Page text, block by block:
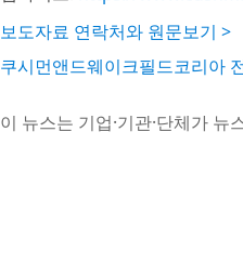
보도자료 연락처와 원문보기 >
쿠시먼앤드웨이크필드코리아
이 뉴스는 기업·기관·단체가